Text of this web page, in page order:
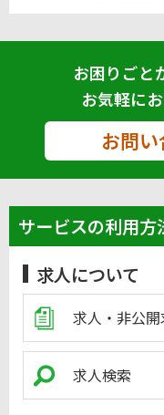
お困りごと
お気軽に
お問
サービスの利用方
求人について
求人・非公開
求人検索